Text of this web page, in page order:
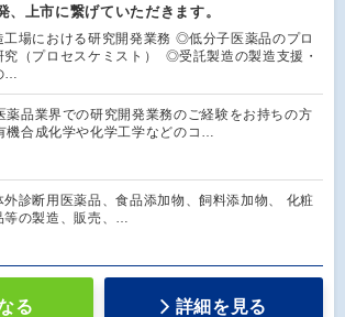
、上市に繋げていただきます。
場における研究開発業務 ◎低分子医薬品のプロ
究（プロセスケミスト） ◎受託製造の製造支援・
…
品業界での研究開発業務のご経験をお持ちの方
合成化学や化学工学などのコ…
外診断用医薬品、食品添加物、飼料添加物、 化粧
等の製造、販売、…
る 詳細を見る